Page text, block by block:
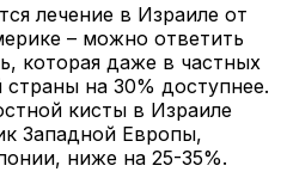
лечение в Израиле от
– можно ответить
которая даже в частных
на 30% доступнее.
кисты в Израиле
Западной Европы,
ниже на 25-35%.